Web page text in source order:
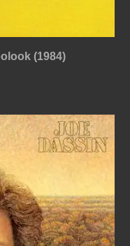
(1984)